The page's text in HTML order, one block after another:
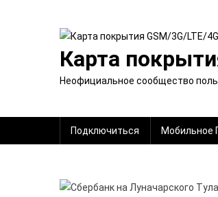
содержимому
Карта
Неофициальное сообщество
Подключиться Мобильное